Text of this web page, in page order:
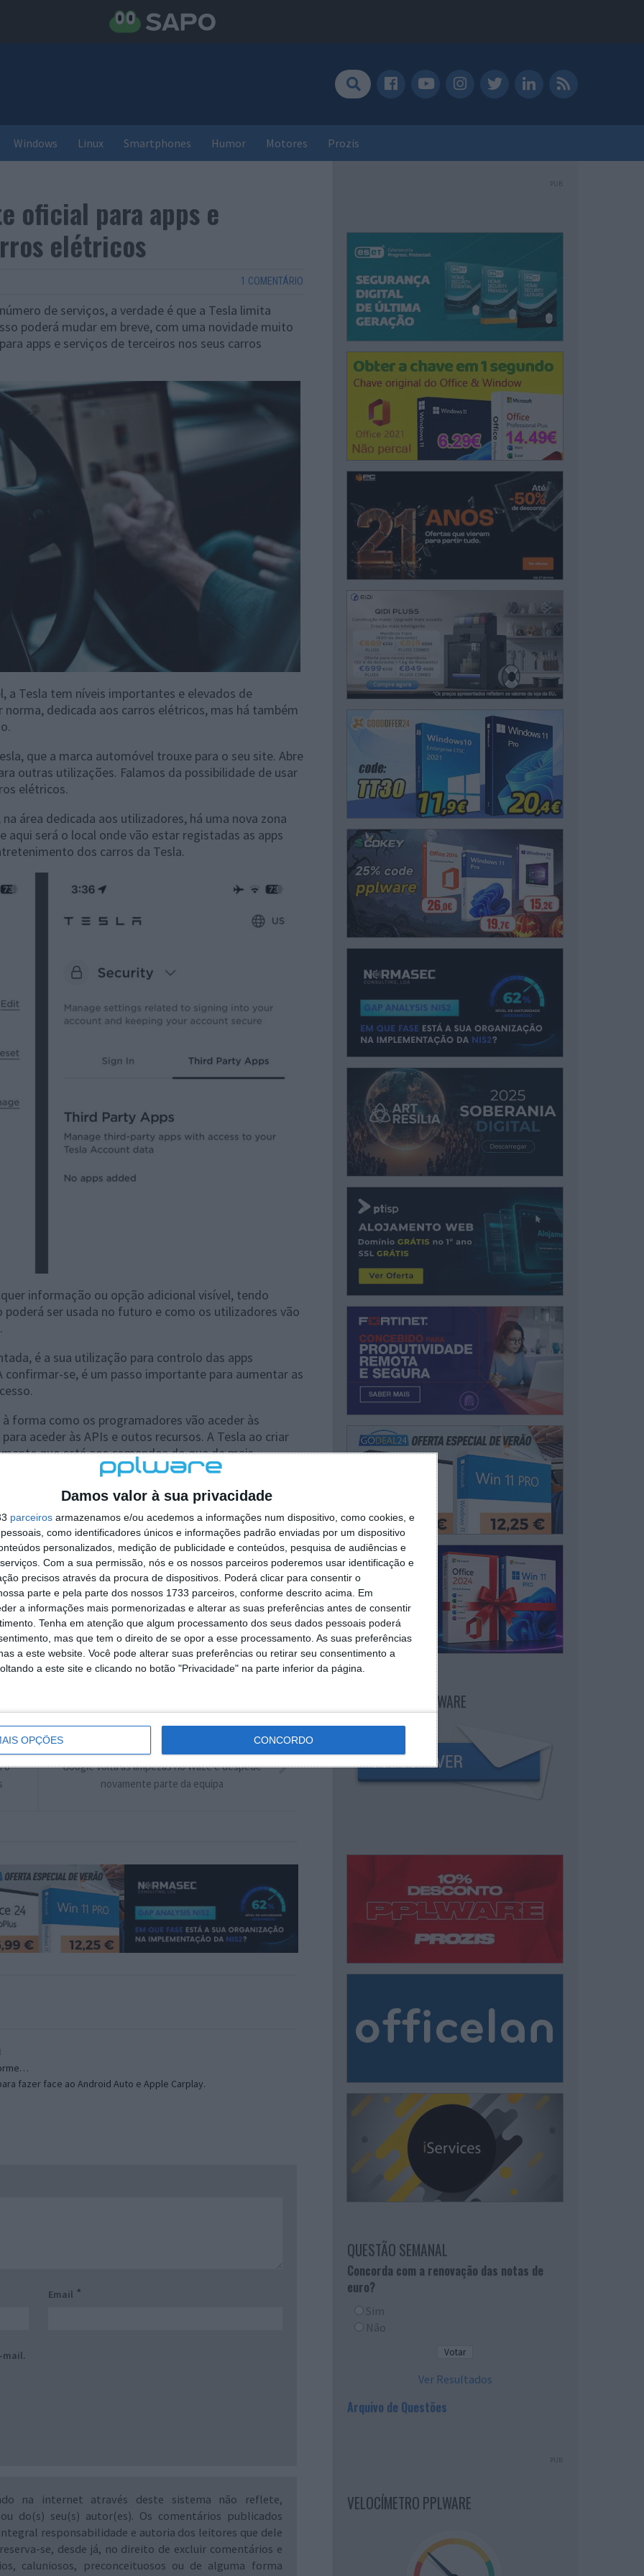
Damos valor à sua privacidade
parceiros armazenamos e/ou acedemos a informações num dispositivo, como cookies, e
como identificadores únicos e informações padrão enviadas por um dispositivo
personalizados, medição de publicidade e conteúdos, pesquisa de audiências e
Com a sua permissão, nós e os nossos parceiros poderemos usar identificação e
precisos através da procura de dispositivos. Poderá clicar para consentir o
parte e pela parte dos nossos 1733 parceiros, conforme descrito acima. Em
a informações mais pormenorizadas e alterar as suas preferências antes de consentir
Tenha em atenção que algum processamento dos seus dados pessoais poderá
mas que tem o direito de se opor a esse processamento. As suas preferências
a este website. Você pode alterar suas preferências ou retirar seu consentimento a
a este site e clicando no botão "Privacidade" na parte inferior da página.
OPÇÕES CONCORDO
Windows Linux Smartphones Humor Motores Prozis
oficial para apps e
elétricos
1 COMENTÁRIO
de serviços, a verdade é que a Tesla limita
poderá mudar em breve, com uma novidade muito
apps e serviços de terceiros nos seus carros
a Tesla tem níveis importantes e elevados de
dedicada aos carros elétricos, mas há também
que a marca automóvel trouxe para o seu site. Abre
outras utilizações. Falamos da possibilidade de usar
elétricos.
área dedicada aos utilizadores, há uma nova zona
aqui será o local onde vão estar registadas as apps
dos carros da Tesla.
informação ou opção adicional visível, tendo
poderá ser usada no futuro e como os utilizadores vão
é a sua utilização para controlo das apps
confirmar-se, é um passo importante para aumentar as
forma como os programadores vão aceder às
aceder às APIs e outos recursos. A Tesla ao criar
que está aos comandos do que de mais
tem mais de um ano
no Google Notícias
Autor:Pedro Simões
Google volta às limpezas no Waze e despede
novamente parte da equipa
o
fazer face ao Android Auto e Apple Carplay.
Email *
mail.
na internet através deste sistema não reflete,
do(s) seu(s) autor(es). Os comentários publicados
responsabilidade e autoria dos leitores que dele
se, desde já, no direito de excluir comentários e
caluniosos, preconceituosos ou de alguma forma
PUB
NEWSLETTER PPLWARE
QUESTÃO SEMANAL
Concorda com a renovação das notas de
euro?
Sim
Não
Ver Resultados
Arquivo de Questões
PUB
VELOCÍMETRO PPLWARE